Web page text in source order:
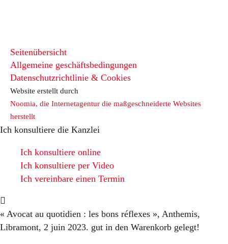
Seitenübersicht
Allgemeine geschäftsbedingungen
Datenschutzrichtlinie & Cookies
Website erstellt durch
Noomia, die Internetagentur die maßgeschneiderte Websites
herstellt
Ich konsultiere die Kanzlei
Ich konsultiere online
Ich konsultiere per Video
Ich vereinbare einen Termin
« Avocat au quotidien : les bons réflexes », Anthemis,
Libramont, 2 juin 2023. gut in den Warenkorb gelegt!